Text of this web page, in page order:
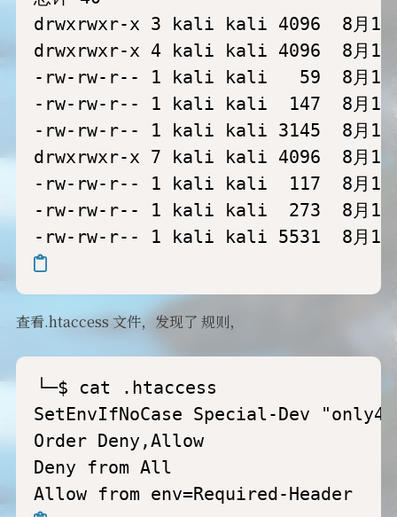
drwxrwxr-x 3 kali kali 4096  8月17
drwxrwxr-x 4 kali kali 4096  8月
-rw-rw-r-- 1 kali kali   59  8月17
-rw-rw-r-- 1 kali kali  147  8月17
-rw-rw-r-- 1 kali kali 3145  8月17
drwxrwxr-x 7 kali kali 4096  8月
-rw-rw-r-- 1 kali kali  117  8月17
-rw-rw-r-- 1 kali kali  273  8月17
查看.htaccess 文件，发现了 规则，
└─$
SetEnvIfNoCase Special-Dev
Order Deny,Allow
Deny from All
Allow from env=Required-Header